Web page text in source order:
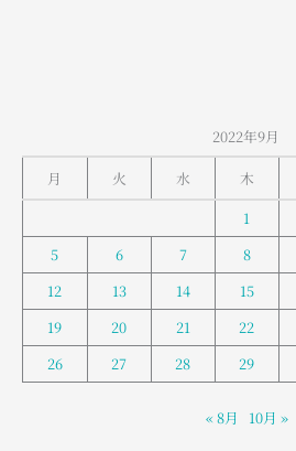
2022年9月
月
火 水 木
1
5
6 7 8
12
13 14 15
19
20 21 22
26
27 28 29
« 8月 10月 »